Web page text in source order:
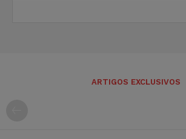
ARTIGOS EXCLUSIVOS